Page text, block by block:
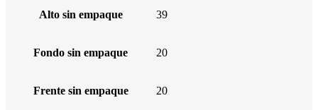
Alto sin empaque 39
Fondo sin empaque 20
Frente sin empaque 20